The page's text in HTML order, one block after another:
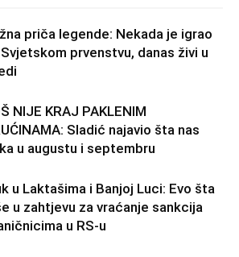
priča legende: Nekada je igrao
prvenstvu, danas živi u
NIJE KRAJ PAKLENIM
Sladić najavio šta nas
u augustu i septembru
u Laktašima i Banjoj Luci: Evo šta
u zahtjevu za vraćanje sankcija
u RS-u